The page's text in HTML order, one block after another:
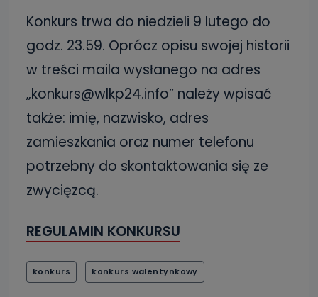
Konkurs trwa do niedzieli 9 lutego do
godz. 23.59. Oprócz opisu swojej historii
w treści maila wysłanego na adres
„konkurs@wlkp24.info” należy wpisać
także: imię, nazwisko, adres
zamieszkania oraz numer telefonu
potrzebny do skontaktowania się ze
zwycięzcą.
REGULAMIN KONKURSU
konkurs konkurs walentynkowy